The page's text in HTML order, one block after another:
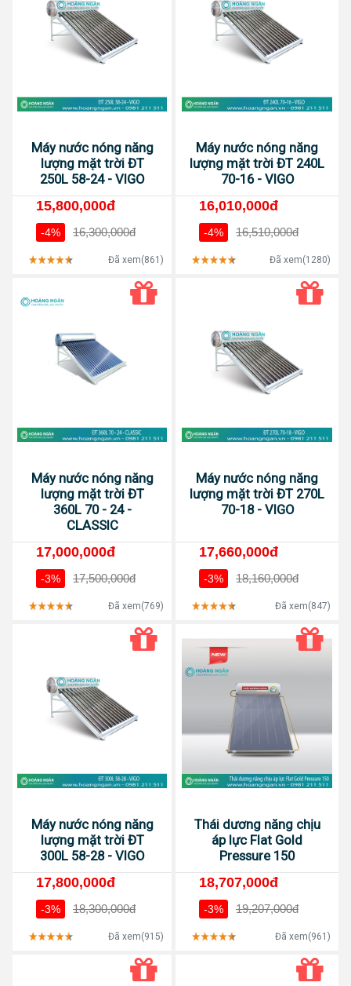
Máy nước nóng năng
lượng mặt trời ĐT
250L 58-24 - VIGO
15,800,000đ
-4% 16,300,000đ
Đã xem(861)
Máy nước nóng năng
lượng mặt trời ĐT 240L
70-16 - VIGO
16,010,000đ
-4% 16,510,000đ
Đã xem(1280)
Máy nước nóng năng
lượng mặt trời ĐT
360L 70 - 24 -
CLASSIC
17,000,000đ
-3% 17,500,000đ
Đã xem(769)
Máy nước nóng năng
lượng mặt trời ĐT 270L
70-18 - VIGO
17,660,000đ
-3% 18,160,000đ
Đã xem(847)
Máy nước nóng năng
lượng mặt trời ĐT
300L 58-28 - VIGO
17,800,000đ
-3% 18,300,000đ
Đã xem(915)
Thái dương năng chịu
áp lực Flat Gold
Pressure 150
18,707,000đ
-3% 19,207,000đ
Đã xem(961)